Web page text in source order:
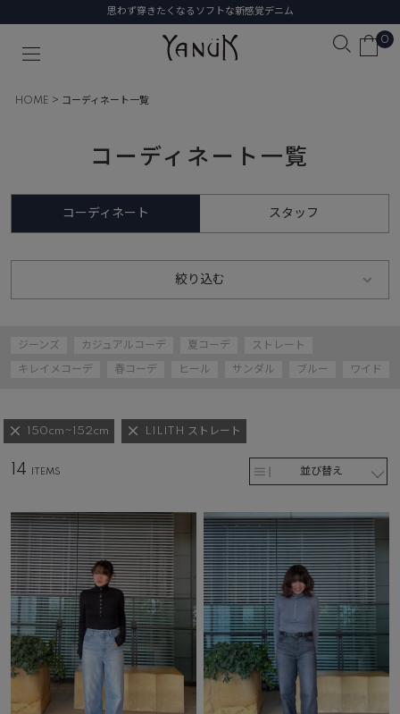
初めての1本に選びたい、名品デニム
0
HOME コーディネート一覧
コーディネート一覧
コーディネート スタッフ
絞り込む
ジーンズ カジュアルコーデ 夏コーデ ストレート
キレイメコーデ 春コーデ ヒール サンダル ブルー ワイド
150cm~152cm LILITH ストレート
並び替え
14